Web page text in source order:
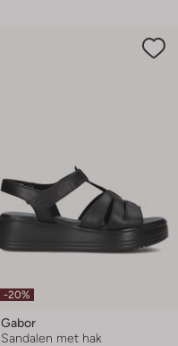
-20%
Gabor
Sandalen met hak